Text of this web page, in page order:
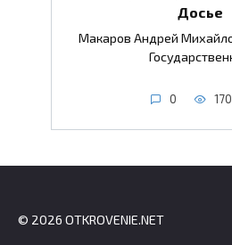
Досье
Макаров Андрей
0 170
© 2026 OTKROVENIE.NET